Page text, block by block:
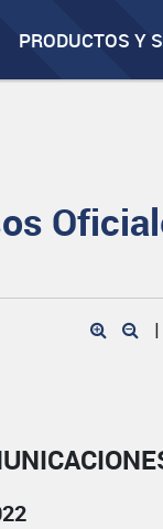
PRODUCTOS Y
|